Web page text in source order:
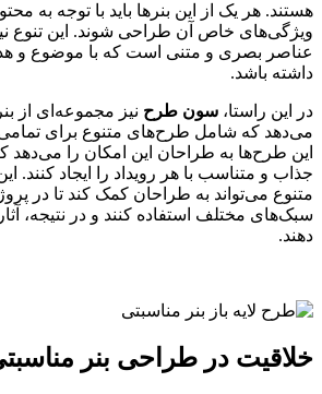
هستند. هر یک از این بنرها باید با توجه به
ویژگی‌های خاص آن طراحی شوند. این تنوع
عناصر بصری و متنی است که با موضوع و
داشته باشد.
در این راستا، سون طرح نیز مجموعه‌ای از
می‌دهد که شامل طرح‌های متنوع برای
این طرح‌ها به طراحان این امکان را می‌دهد
جذاب و متناسب با هر رویداد را ایجاد کنند.
متنوع می‌تواند به طراحان کمک کند تا در
سبک‌های مختلف استفاده کنند و در نتیجه، آثار
دهند.
خلاقیت در طراحی بنر